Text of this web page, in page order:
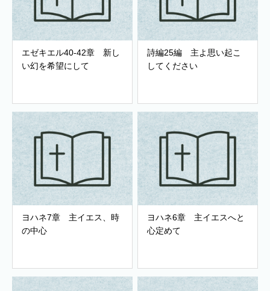
エゼキエル40-42章 新し
い幻を希望にして
詩編25編 主よ思い起こ
してください
ヨハネ7章 主イエス、時
の中心
ヨハネ6章 主イエスへと
心定めて